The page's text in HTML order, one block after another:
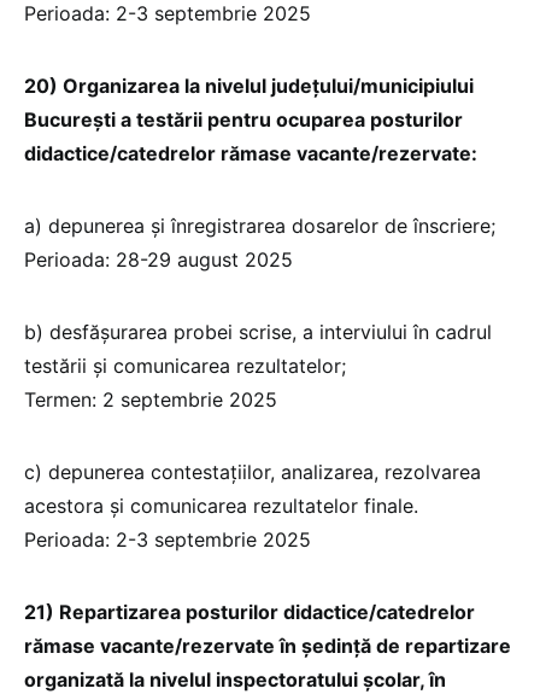
Perioada: 2-3 septembrie 2025
20) Organizarea la nivelul județului/municipiului
București a testării pentru ocuparea posturilor
didactice/catedrelor rămase vacante/rezervate:
a) depunerea și înregistrarea dosarelor de înscriere;
Perioada: 28-29 august 2025
b) desfășurarea probei scrise, a interviului în cadrul
testării și comunicarea rezultatelor;
Termen: 2 septembrie 2025
c) depunerea contestațiilor, analizarea, rezolvarea
acestora și comunicarea rezultatelor finale.
Perioada: 2-3 septembrie 2025
21) Repartizarea posturilor didactice/catedrelor
rămase vacante/rezervate în ședință de repartizare
organizată la nivelul inspectoratului școlar, în